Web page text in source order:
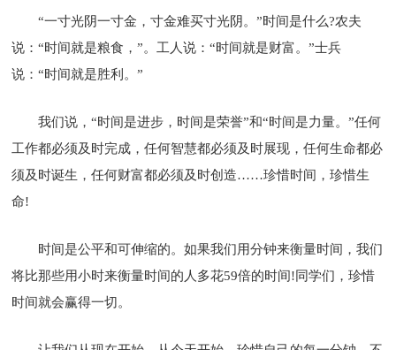
“一寸光阴一寸金，寸金难买寸光阴。”时间是什么?农夫
说：“时间就是粮食，”。工人说：“时间就是财富。”士兵
说：“时间就是胜利。”
我们说，“时间是进步，时间是荣誉”和“时间是力量。”任何
工作都必须及时完成，任何智慧都必须及时展现，任何生命都必
须及时诞生，任何财富都必须及时创造……珍惜时间，珍惜生
命!
时间是公平和可伸缩的。如果我们用分钟来衡量时间，我们
将比那些用小时来衡量时间的人多花59倍的时间!同学们，珍惜
时间就会赢得一切。